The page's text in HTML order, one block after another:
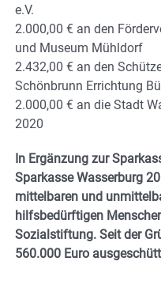
e.V.
2.000,00 € an den
und Museum Mühldorf
2.432,00 € an den
Schönbrunn Errichtung
2.000,00 € an die Stadt
2020
In Ergänzung zur
Sparkasse Wasserburg
mittelbaren und
hilfsbedürftigen
Sozialstiftung. Seit der
560.000 Euro